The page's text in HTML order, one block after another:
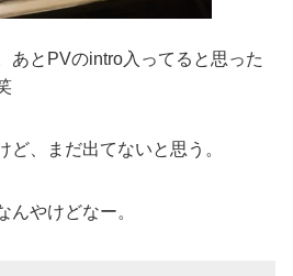
あとPVのintro入ってると思った
ど、まだ出てないと思う。
んやけどなー。